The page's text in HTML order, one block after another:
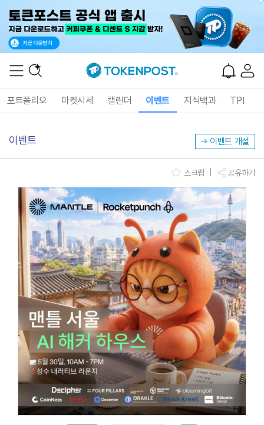
포트폴리오 마켓시세 캘린더 이벤트 지식백과 TPI
이벤트 이벤트 개설
스크랩 공유하기